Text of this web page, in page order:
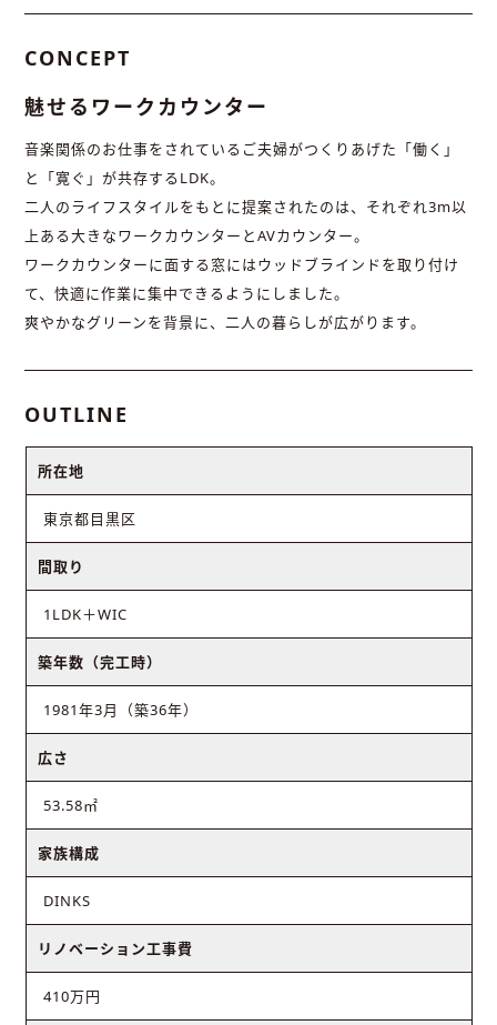
CONCEPT
魅せるワークカウンター
音楽関係のお仕事をされているご夫婦がつくりあげた「働く」
と「寛ぐ」が共存するLDK。
二人のライフスタイルをもとに提案されたのは、それぞれ3m以
上ある大きなワークカウンターとAVカウンター。
ワークカウンターに面する窓にはウッドブラインドを取り付け
て、快適に作業に集中できるようにしました。
爽やかなグリーンを背景に、二人の暮らしが広がります。
OUTLINE
所在地
東京都目黒区
間取り
1LDK＋WIC
築年数（完工時）
1981年3月（築36年）
広さ
53.58㎡
家族構成
DINKS
リノベーション工事費
410万円